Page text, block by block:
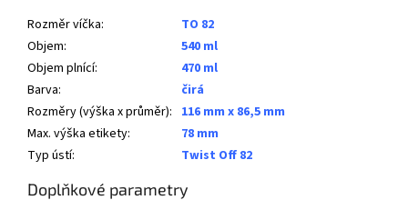
Rozměr víčka:
TO 82
Objem:
540 ml
Objem plnící:
470 ml
Barva:
čirá
Rozměry (výška x průměr): 116 mm x 86,5 mm
Max. výška etikety:
78 mm
Typ ústí: Twist Off 82
Doplňkové parametry